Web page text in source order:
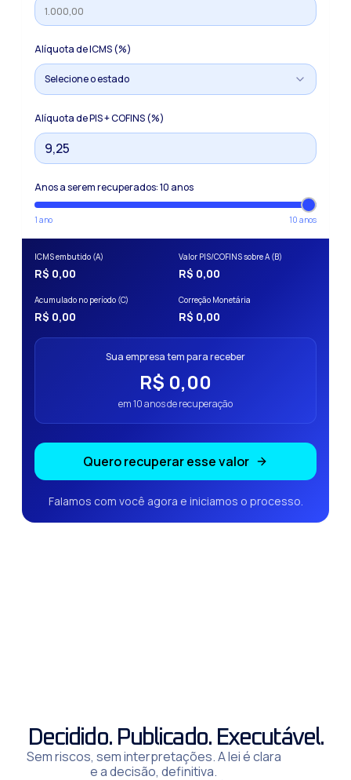
Decidido. Publicado. Executável.
Sem riscos, sem interpretações. A lei é clara
e a decisão, definitiva.